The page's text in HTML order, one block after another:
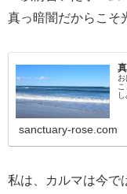
真っ暗闇だからこそ
お
sanctuary-rose.com
私は、カルマは今で